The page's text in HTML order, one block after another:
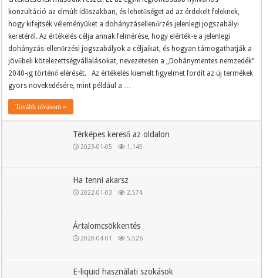
konzultáció az elmúlt időszakban, és lehetőséget ad az érdekelt feleknek,
hogy kifejtsék véleményüket a dohányzásellenőrzés jelenlegi jogszabályi
keretéről. Az értékelés célja annak felmérése, hogy elérték-e a jelenlegi
dohányzás-ellenőrzési jogszabályok a céljaikat, és hogyan támogathatják a
jövőbeli kötelezettségvállalásokat, nevezetesen a „Dohánymentes nemzedék”
2040-ig történő elérését. Az értékelés kiemelt figyelmet fordít az új termékek
gyors növekedésére, mint például a …
Tovább olvasom »
Térképes kereső az oldalon
2023-01-05 1,145
Ha tenni akarsz
2022-01-03 2,574
Ártalomcsökkentés
2020-04-01 5,526
E-liquid használati szokások